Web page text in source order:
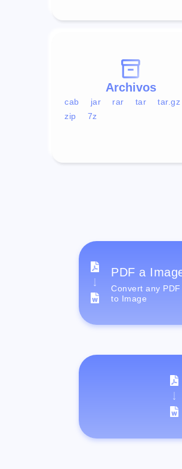
Archivos
cab jar rar tar
tar.gz
zip
7z
PDF a
Convert any
to Image